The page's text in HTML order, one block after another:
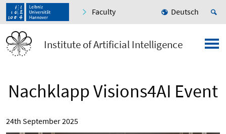
Faculty Deutsch
Institute of Artificial Intelligence
Nachklapp Visions4AI Event
24th September 2025